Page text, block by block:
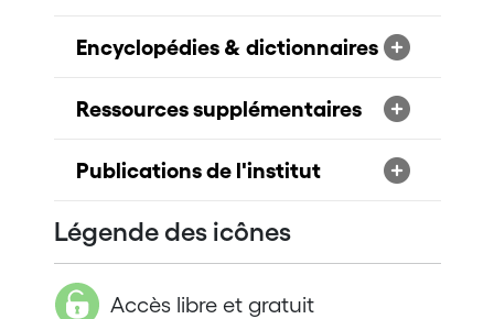
Encyclopédies & dictionnaires
Ressources supplémentaires
Publications de l'institut
Légende des icônes
Accès libre et gratuit